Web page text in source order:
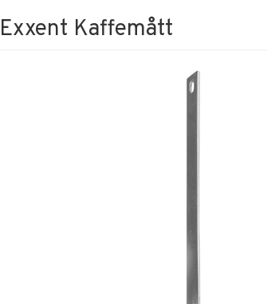
Exxent Kaffemått